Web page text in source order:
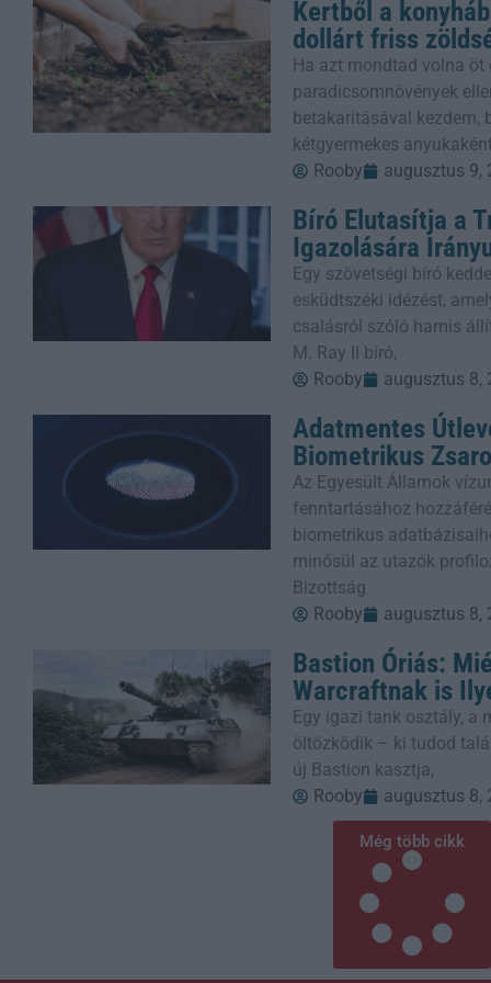
Kertből a
dollárt friss
Ha azt mondtad volna öt
paradicsomnövények
betakarításával kezdem,
kétgyermekes
Rooby
augusztus 9,
Bíró Elutasítja a
Igazolására
Egy szövetségi bíró
esküdtszéki idézést,
csalásról szóló hamis
M. Ray II bíró,
Rooby
augusztus 8,
Adatmentes
Biometrikus
Az Egyesült Államok
fenntartásához
biometrikus
minősül az utazók
Bizottság
Rooby
augusztus 8,
Bastion Óriás:
Warcraftnak is
Egy igazi tank osztály, a
öltözködik – ki tudod
új Bastion kasztja,
Rooby
augusztus 8,
Még több cikk